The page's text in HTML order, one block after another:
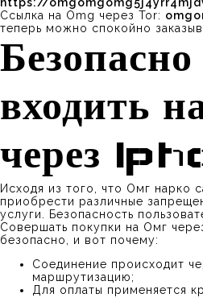
Ссылка на Omg через Tor:
теперь можно спокойно
входить
через
Исходя из того, что Омг нарко
приобрести различные
услуги. Безопасность
Совершать покупки на Омг
безопасно, и вот почему:
Соединение происходит
маршрутизацию;
Для оплаты применяется